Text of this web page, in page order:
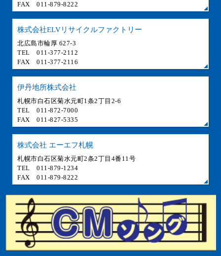
FAX 011-879-8222
株式会社ELVリサイクルファクトリー
北広島市輪厚 627-3
TEL 011-377-2112
FAX 011-377-2116
伊丹地所株式会社
札幌市白石区菊水元町1条2丁目2-6
TEL 011-872-7000
FAX 011-827-5335
株式会社 エーエフ札幌
札幌市白石区菊水元町2条2丁目4番11号
TEL 011-879-1234
FAX 011-879-8222